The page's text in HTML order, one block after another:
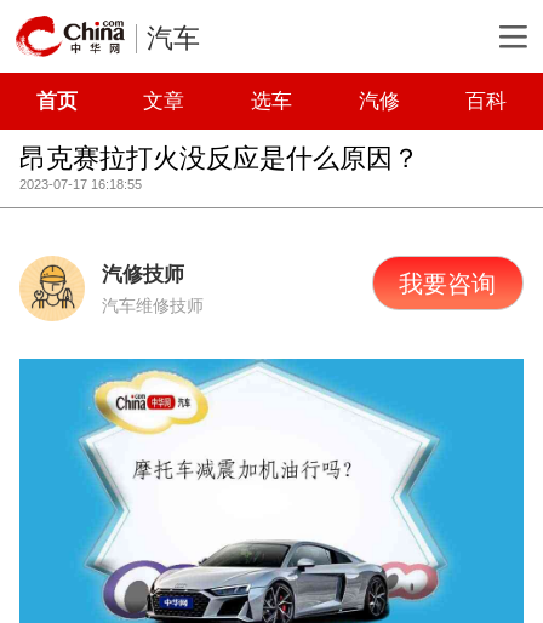
汽车
首页 文章 选车 汽修 百科
昂克赛拉打火没反应是什么原因？
2023-07-17 16:18:55
汽修技师
汽车维修技师
我要咨询